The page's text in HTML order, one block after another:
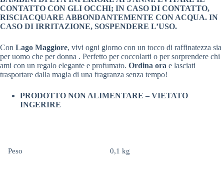
CONTATTO CON GLI OCCHI; IN CASO DI CONTATTO,
RISCIACQUARE ABBONDANTEMENTE CON ACQUA. IN
CASO DI IRRITAZIONE, SOSPENDERE L’USO.
Con Lago Maggiore, vivi ogni giorno con un tocco di raffinatezza sia
per uomo che per donna . Perfetto per coccolarti o per sorprendere chi
ami con un regalo elegante e profumato. Ordina ora e lasciati
trasportare dalla magia di una fragranza senza tempo!
PRODOTTO NON ALIMENTARE – VIETATO
INGERIRE
Peso 0,1 kg